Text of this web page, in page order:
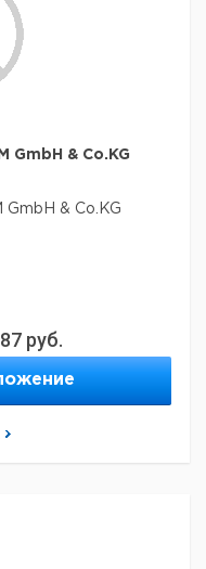
GmbH & Co.KG
& Co.KG
руб.